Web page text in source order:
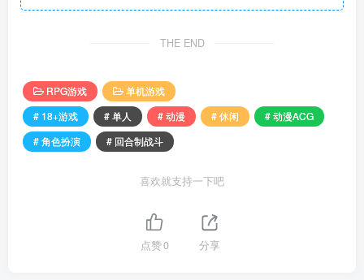
THE END
RPG游戏
单机游戏
# 18+游戏
# 单人 # 动漫 # 休闲
# 动漫ACG
# 角色扮演
# 回合制战斗
喜欢就支持一下吧
点赞0 分享